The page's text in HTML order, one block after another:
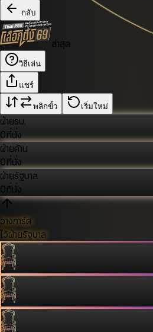
กลับ
ล่าสุด
วิธีเล่น
แชร์
พลิกขั้ว เริ่มใหม่
ฝ่ายรบ.
0ที่นั่ง
ฝ่ายค้าน
0ที่นั่ง
ฝ่ายรัฐบาล
0ที่นั่ง
วางการ์ด
ไว้ฝ่ายรัฐบาล